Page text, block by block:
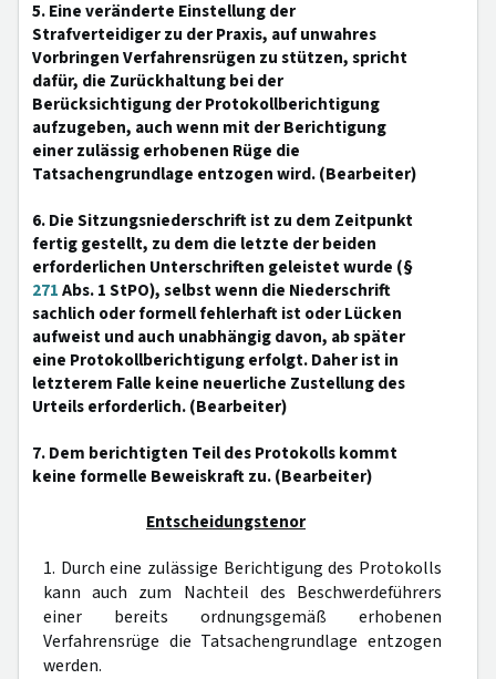
5. Eine veränderte Einstellung der
Strafverteidiger zu der Praxis, auf unwahres
Vorbringen Verfahrensrügen zu stützen, spricht
dafür, die Zurückhaltung bei der
Berücksichtigung der Protokollberichtigung
aufzugeben, auch wenn mit der Berichtigung
einer zulässig erhobenen Rüge die
Tatsachengrundlage entzogen wird. (Bearbeiter)
6. Die Sitzungsniederschrift ist zu dem Zeitpunkt
fertig gestellt, zu dem die letzte der beiden
erforderlichen Unterschriften geleistet wurde (§
271Abs. 1 StPO), selbst wenn die Niederschrift
sachlich oder formell fehlerhaft ist oder Lücken
aufweist und auch unabhängig davon, ab später
eine Protokollberichtigung erfolgt. Daher ist in
letzterem Falle keine neuerliche Zustellung des
Urteils erforderlich. (Bearbeiter)
7. Dem berichtigten Teil des Protokolls kommt
keine formelle Beweiskraft zu. (Bearbeiter)
Entscheidungstenor
1. Durch eine zulässige Berichtigung des Protokolls
kann auch zum Nachteil des Beschwerdeführers
einer bereits ordnungsgemäß erhobenen
Verfahrensrüge die Tatsachengrundlage entzogen
werden.